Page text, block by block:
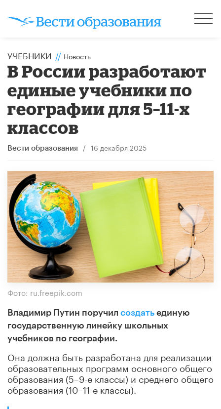
УЧЕБНИКИ // Новость
В России разработают
единые учебники по
географии для 5–11-х
классов
Вести образования / 16 декабря 2025
Фото: ru.freepik.com
Владимир Путин поручил создать единую
государственную линейку школьных
учебников по географии.
Она должна быть разработана для реализации
образовательных программ основного общего
образования (5–9-е классы) и среднего общего
образования (10–11-е классы).